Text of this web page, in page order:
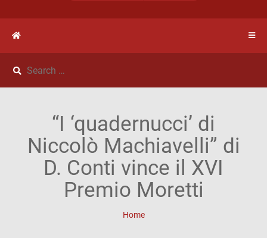
Catalogo
Scienze
NOVITÀ
NEWS
IL
ACCOUNT
“I ‘quadernucci’ di
Niccolò Machiavelli” di
D. Conti vince il XVI
Premio Moretti
Home